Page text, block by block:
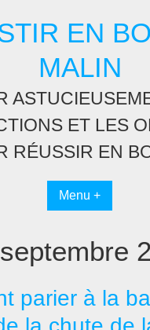
EN
MALIN
ET LES
RÉUSSIR EN
Menu +
septembre
parier à la